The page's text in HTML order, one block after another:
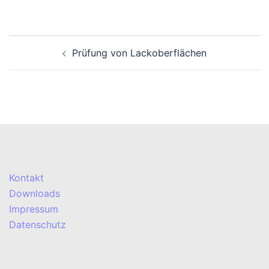
Prüfung von Lackoberflächen
Kontakt
Downloads
Impressum
Datenschutz